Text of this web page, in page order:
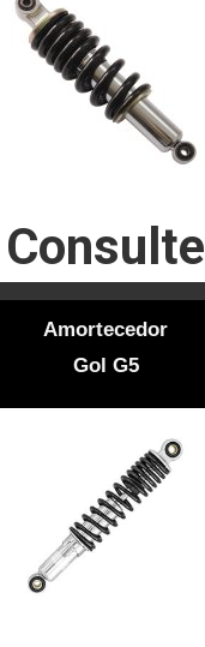
Consulte
Amortecedor
Gol G5